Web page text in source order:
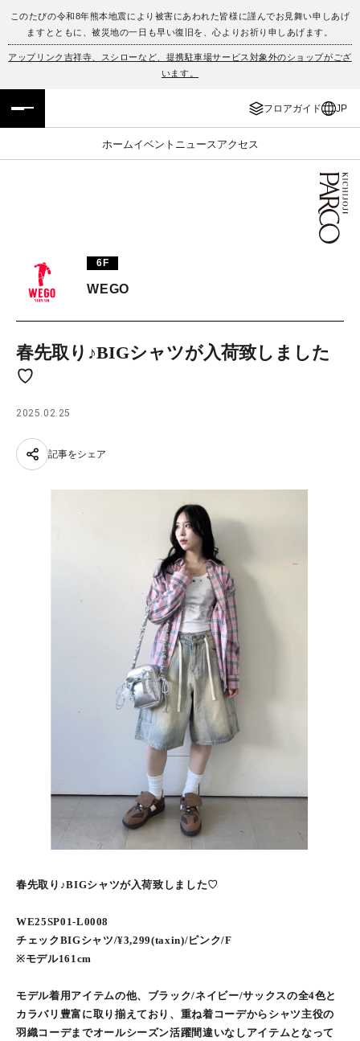
このたびの令和8年熊本地震により被害にあわれた皆様に謹んでお見舞い申しあげ
ますとともに、被災地の一日も早い復旧を、心よりお祈り申しあげます。
アップリンク吉祥寺、スシローなど、提携駐車場サービス対象外のショップがござ
います。
フロアガイド JP
ホームイベント ニュース アクセス
フロアガイド
イベント・ポップアップ
ニュース
PARCOメンバーズ
ENGLISH
簡体字
한국어
6F
WEGO
春先取り♪BIGシャツが入荷致しました
♡
2025.02.25
記事をシェア
春先取り♪BIGシャツが入荷致しました♡
WE25SP01-L0008
チェックBIGシャツ/¥3,299(taxin)/ピンク/F
※モデル161cm
モデル着用アイテムの他、ブラック/ネイビー/サックスの全4色と
カラバリ豊富に取り揃えており、重ね着コーデからシャツ主役の
羽織コーデまでオールシーズン活躍間違いなしアイテムとなって